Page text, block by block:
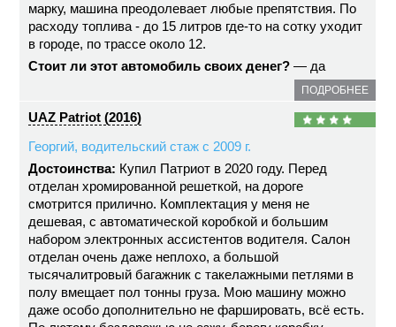
марку, машина преодолевает любые препятствия. По
расходу топлива - до 15 литров где-то на сотку уходит
в городе, по трассе около 12.
Стоит ли этот автомобиль своих денег? — да
ПОДРОБНЕЕ
UAZ Patriot (2016)
Георгий, водительский стаж с 2009 г.
Достоинства: Купил Патриот в 2020 году. Перед
отделан хромированной решеткой, на дороге
смотрится прилично. Комплектация у меня не
дешевая, с автоматической коробкой и большим
набором электронных ассистентов водителя. Салон
отделан очень даже неплохо, а большой
тысячалитровый багажник с такелажными петлями в
полу вмещает пол тонны груза. Мою машину можно
даже особо дополнительно не фаршировать, всё есть.